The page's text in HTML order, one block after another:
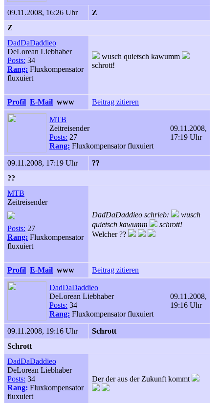
09.11.2008, 16:26 Uhr
Z
Z
DadDaDaddieo
DeLorean Liebhaber
Posts: 34
Rang: Fluxkompensator
fluxuiert
wusch quietsch kawumm
schrott!
Profil E-Mail www Beitrag zitieren
MTB
Zeitreisender
Posts: 27
Rang: Fluxkompensator fluxuiert
09.11.2008,
17:19 Uhr
09.11.2008, 17:19 Uhr
??
??
MTB
Zeitreisender
Posts: 27
Rang: Fluxkompensator
fluxuiert
DadDaDaddieo schrieb:
wusch
quietsch kawumm
schrott!
Welcher ??
Profil E-Mail www Beitrag zitieren
DadDaDaddieo
DeLorean Liebhaber
Posts: 34
Rang: Fluxkompensator fluxuiert
09.11.2008,
19:16 Uhr
09.11.2008, 19:16 Uhr
Schrott
Schrott
DadDaDaddieo
DeLorean Liebhaber
Posts: 34
Rang: Fluxkompensator
fluxuiert
Der der aus der Zukunft kommt